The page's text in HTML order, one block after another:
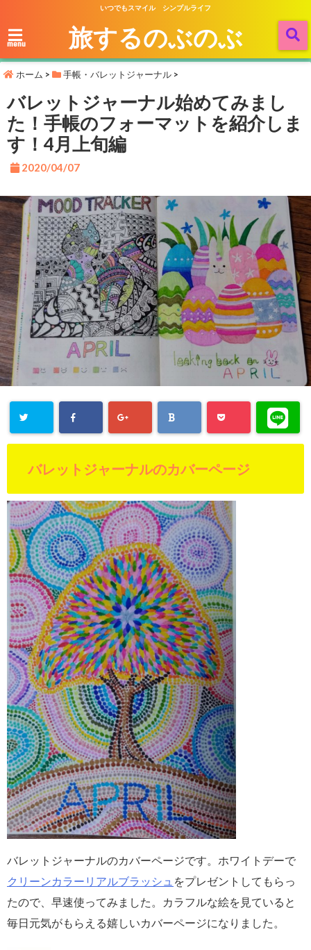
いつでもスマイル シンプルライフ
menu 旅するのぶのぶ
ホーム > 手帳・バレットジャーナル >
バレットジャーナル始めてみまし
た！手帳のフォーマットを紹介しま
す！4月上旬編
2020/04/07
バレットジャーナルのカバーページ
バレットジャーナルのカバーページです。ホワイトデーで
クリーンカラーリアルブラッシュ をプレゼントしてもらっ
たので、早速使ってみました。カラフルな絵を見ていると
毎日元気がもらえる嬉しいカバーページになりました。